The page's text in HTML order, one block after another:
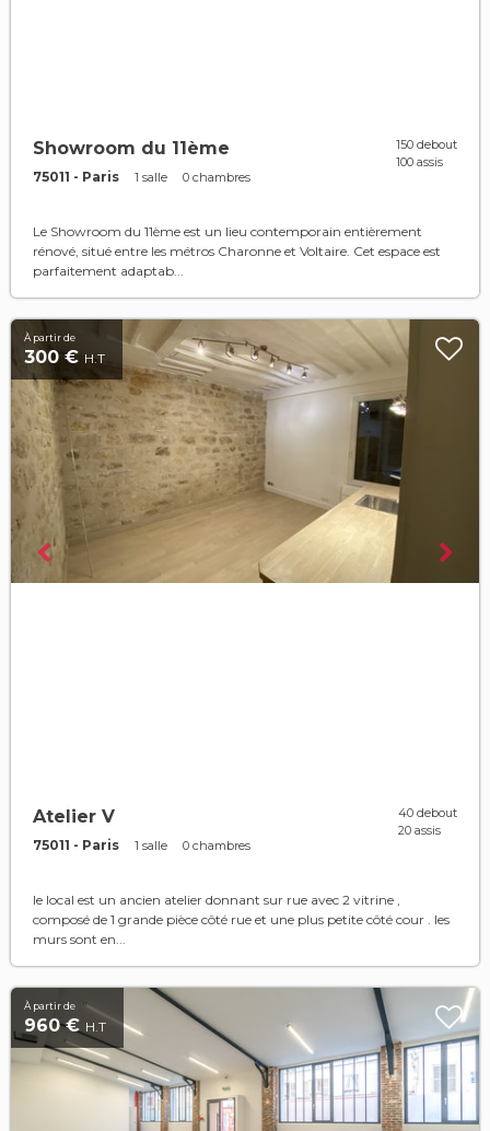
Showroom du 11ème
75011 - Paris 1 salle 0 chambres
150 debout
100 assis
Le Showroom du 11ème est un lieu contemporain entièrement
rénové, situé entre les métros Charonne et Voltaire. Cet espace est
parfaitement adaptab...
À partir de
300 € H.T
Atelier V
75011 - Paris 1 salle 0 chambres
40 debout
20 assis
le local est un ancien atelier donnant sur rue avec 2 vitrine ,
composé de 1 grande pièce côté rue et une plus petite côté cour . les
murs sont en...
À partir de
960 € H.T